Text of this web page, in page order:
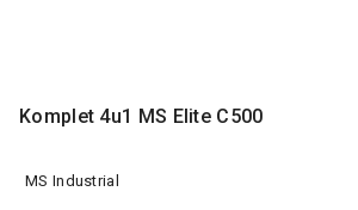
RAČUNARSKE
KOMPONENTE
RAČUNARSKE
Komplet 4u1 MS Elite C500
MS Industrial